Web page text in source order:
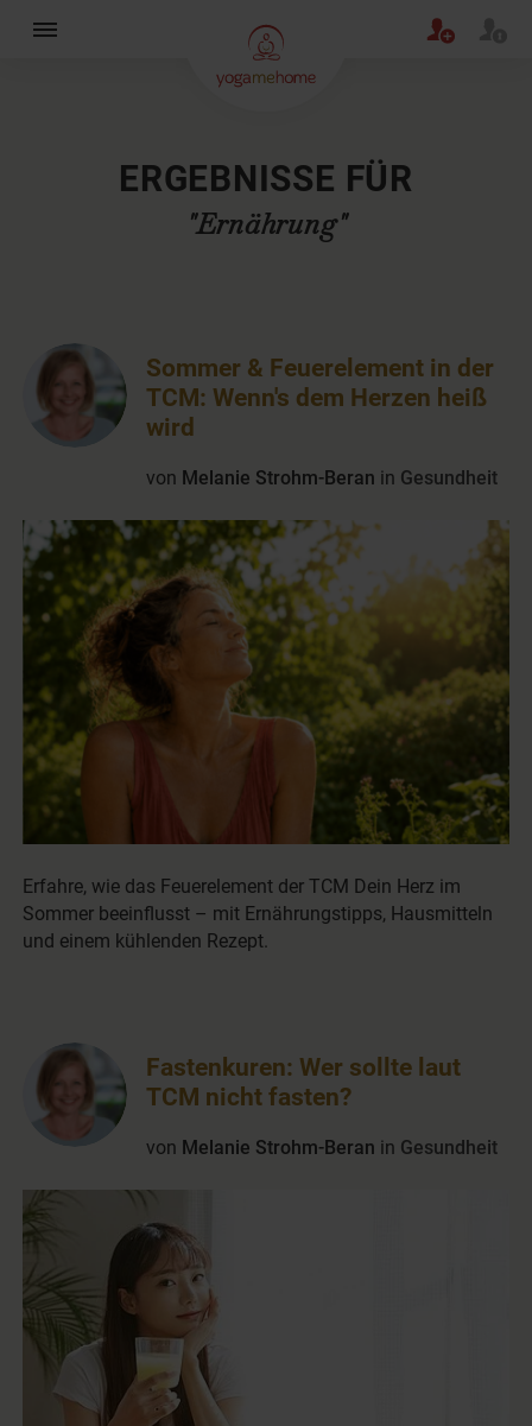
ERGEBNISSE FÜR
"Ernährung"
Erfahre, wie das Feuerelement der TCM Dein Herz im
Sommer beeinflusst – mit Ernährungstipps, Hausmitteln
und einem kühlenden Rezept.
Sommer & Feuerelement in der
TCM: Wenn's dem Herzen heiß
wird
von Melanie Strohm-Beran in Gesundheit
Fastenkuren: Wer sollte laut
TCM nicht fasten?
von Melanie Strohm-Beran in Gesundheit